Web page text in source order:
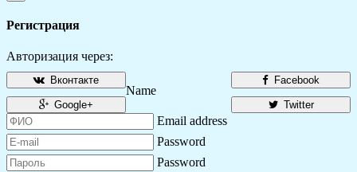
Регистрация
Авторизация через:
Facebook
Вконтакте
Twitter
Google+
Name
Email address
Password
Password